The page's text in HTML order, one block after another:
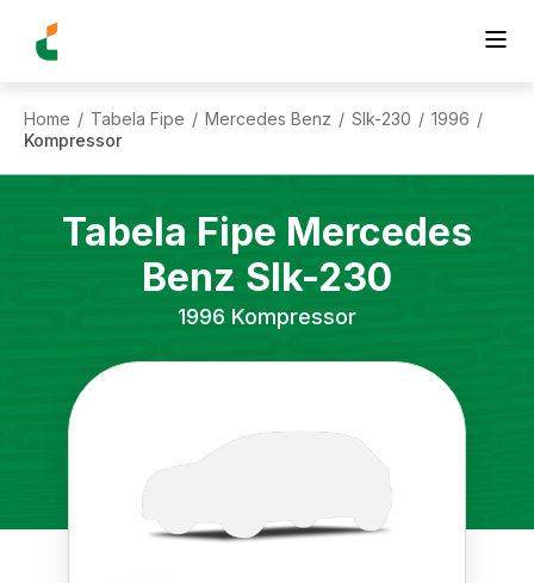
Home / Tabela Fipe / Mercedes Benz / Slk-230 / 1996 /
Kompressor
Tabela Fipe Mercedes
Benz Slk-230
1996 Kompressor